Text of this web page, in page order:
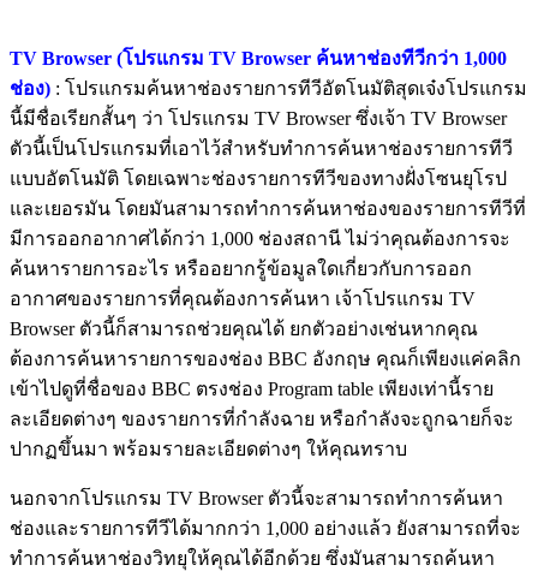
TV Browser (โปรแกรม TV Browser ค้นหาช่องทีวีกว่า 1,000
ช่อง) : โปรแกรมค้นหาช่องรายการทีวีอัตโนมัติสุดเจ๋งโปรแกรม
นี้มีชื่อเรียกสั้นๆ ว่า โปรแกรม TV Browser ซึ่งเจ้า TV Browser
ตัวนี้เป็นโปรแกรมที่เอาไว้สำหรับทำการค้นหาช่องรายการทีวี
แบบอัตโนมัติ โดยเฉพาะช่องรายการทีวีของทางฝั่งโซนยุโรป
และเยอรมัน โดยมันสามารถทำการค้นหาช่องของรายการทีวีที่
มีการออกอากาศได้กว่า 1,000 ช่องสถานี ไม่ว่าคุณต้องการจะ
ค้นหารายการอะไร หรืออยากรู้ข้อมูลใดเกี่ยวกับการออก
อากาศของรายการที่คุณต้องการค้นหา เจ้าโปรแกรม TV
Browser ตัวนี้ก็สามารถช่วยคุณได้ ยกตัวอย่างเช่นหากคุณ
ต้องการค้นหารายการของช่อง BBC อังกฤษ คุณก็เพียงแค่คลิก
เข้าไปดูที่ชื่อของ BBC ตรงช่อง Program table เพียงเท่านี้ราย
ละเอียดต่างๆ ของรายการที่กำลังฉาย หรือกำลังจะถูกฉายก็จะ
ปากฏขึ้นมา พร้อมรายละเอียดต่างๆ ให้คุณทราบ
นอกจากโปรแกรม TV Browser ตัวนี้จะสามารถทำการค้นหา
ช่องและรายการทีวีได้มากกว่า 1,000 อย่างแล้ว ยังสามารถที่จะ
ทำการค้นหาช่องวิทยุให้คุณได้อีกด้วย ซึ่งมันสามารถค้นหา